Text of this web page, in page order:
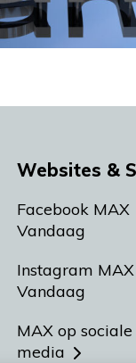
Websites &
Facebook MAX
Vandaag
Instagram MAX
Vandaag
MAX op sociale
media